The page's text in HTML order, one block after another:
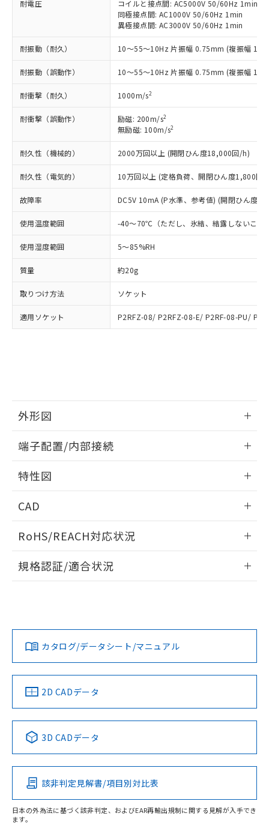
耐電圧
コイルと接点間: AC5000V 50/60Hz 1min
同極接点間: AC1000V 50/60Hz 1min
異極接点間: AC3000V 50/60Hz 1min
耐振動（耐久） 10～55～10Hz 片振幅 0.75mm (複振幅
耐振動（誤動作） 10～55～10Hz 片振幅 0.75mm (複振幅
耐衝撃（耐久） 1000m/s2
耐衝撃（誤動作） 励磁: 200m/s2
無励磁: 100m/s2
耐久性（機械的） 2000万回以上 (開閉ひん度18,000回/h)
耐久性（電気的） 10万回以上 (定格負荷、開閉ひん度1,800回/
故障率 DC5V 10mA (P水準、参考値) (開閉ひん度
使用温度範囲 -40～70℃（ただし、氷結、結露しないこと
使用湿度範囲 5～85%RH
質量 約20g
取りつけ方法 ソケット
適用ソケット P2RFZ-08/ P2RFZ-08-E/ P2RF-08-PU/
外形図
外形図
端子配置/内部接続
端子配置/内部接続
特性図
開閉容量
CAD
ドすることができます。
ログイン/会員登録
ダウンロードデータをご利用いただく前に、以下を必ずお読
みください。
ソフトウェアの使用条件
RoHS/REACH対応状況
EU RoHS 注意事項・凡例
対応済み
中国 RoHS 注意事項・凡例
Pb Hg Cd Cr(VI)
O
規格認証/適合状況
LR型式承認
（イギリス
船舶規格）
DNV型式承認
（ノルウェー
BV型式承認
（フランス
KR型式
（韓国
Yes No No No
この製品の規格認証/適合状況ページへ
その他の認証はこちらのページからご検索ください
カタログ/データシート/マニュアル
2D CADデータ
3D CADデータ
該非判定見解書/項目別対比表
日本の外為法に基づく該非判定、およびEAR再輸出規制に関する見解が入手でき
ます。
在庫状況および標準価格照会結果は、
記載している更新日時点での社内デー
タに基づき作成されるものであり、閲
覧された時点での実際の在庫および標
準価格とは異なる場合があることをご
了承ください。
正式な納期状況および標準価格はお客
様のお取引先、またはお客様担当のオ
ムロン制御機器販売店・当社販売員に
ご相談ください。
オムロン制御機器販売店や当社販売拠
点は「
販売ネットワーク
」をご確認
ください。
在庫状況および標準価格結果を当社の
事前の承諾なく第三者に漏洩または開
示しないようお願いします。
マイパーツ機能（部品リスト作成サー
ビス）をご利用いただくには、I-Web
お客様が当ウェブサイト上で当社にご
登録された部品リストについて、当社
および当社の共同利用者が、当社の製
品・サービスに関するお客様との取
引・商談に必要な範囲で利用すること
をご了承ください。
むを得ず変更することがあります。
*EU RoHS指令（10物質）：
ミウム(Cd) 100ppm以下、
六価クロム(Cr(Ⅵ)) 1000ppm以下、ポリ臭化ビフェニル
類(PBB) 1000ppm以下、ポリ臭化ジフェニルエーテル類
(PBDE) 1000ppm以下、フタル酸ビス(2-エチルヘキシ
ル) (DEHP)(別名：DOP) 1000ppm以下、フタル酸ブチ
ルベンジル（BBP） 1000ppm以下、フタル酸ジブチル
（DBP） 1000ppm以下、フタル酸ジイソブチル
(DIBP) 1000ppm以下
但し、RoHS指令で産業用監視および制御機器に対する
フタル酸エステル類の４物質については閾値を超える意
図的な使用がないことを確認しています。
※2 対応予定月
部品在庫の切り替え状況などにより、予定
月が前後することがあります。
※3 非含有証明書ダウンロード
下記の非含有証明書をダウンロードするこ
また、RoHS指令のフタル酸エステル類４
物質の対応では、対応完了までの期間は出
荷製品に未対応品が混在することから備考
既に当社にて対応品への在庫切替を完了
していることから、特段のことがない限
り、2022年1月12日より割愛しておりま
す。
「－」：未確認です。当社販売部門へお問
い合わせください。
*中国RoHS10物質の基準値 (GB/T26572)：
Pb(鉛) :1000ppm、 Hg(水銀) : 1000ppm、 Cd(カドミウ
Cr(Ⅵ)(六価クロム) : 1000ppm、 PBBs(ポリ臭化ビフェ
DBP(フタル酸ジブチル) : 1000ppm、 DIBP(フタル酸ジ
イソブチル) : 1000ppm、 BBP(フタル酸ブチルベンジ
ル) : 1000ppm、
DEHP(フタル酸ビス(2-エチルヘキシル)) : 1000ppm
※2 環境保護使用期限
「ｅ」：有害物質（10物質）のすべてが基
準値以下であることを示します。
「10」：通常の使用状況下において有害物
質が外部に漏えいし、環境に深刻な影響を
及ぼさない年数を意味します。
「－」：未確認です。当社販売部門へお問
い合わせください。
為替および外国貿易法に定める商品
（以下｢規制貨物等」という）を輸出
または国外への提供する場合は、日本
国政府の輸出許可(または役務取引許
可)を取得するなどの必要な手続きを
とります。
当社は規制貨物を破棄する場合は、完
全に破砕するなど、違法に輸出されな
いよう必要な手段を講じます。
当社は貴社製品を、核兵器、ミサイ
ル、化学兵器、生物兵器またはその他
武器並びにこれらの製造装置等に一切
当社は、貴社製品を第三者に販売する
場合は、上記1、2および3の内容を当
該第三者に通知します。また当社は、
販売先および販売に係わる関係者が違
法に輸出するおそれがある場合は、取
り引きをいたしません。
キャンセル
号
一定数には満たないが在庫あり
在庫なし(最新の在庫状況につ
いては、お客様のお取引先、ま
たはお客様担当のオムロン制御
機器販売店・当社販売員にご確
認ください)
白
情報を公開していない機種